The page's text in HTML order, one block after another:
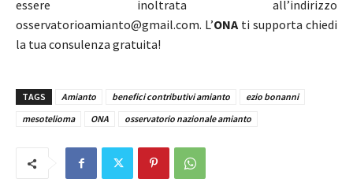
essere inoltrata all’indirizzo
osservatorioamianto@gmail.com. L’ONAti supporta chiedi
la tua consulenza gratuita!
TAGS Amianto benefici contributivi amianto
ezio bonanni
mesotelioma
ONA osservatorio nazionale amianto